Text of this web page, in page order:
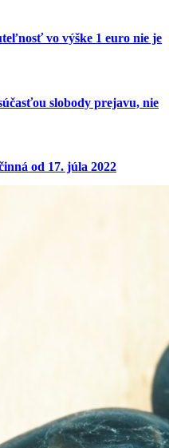
vo výške 1 euro nie je
slobody prejavu, nie
od 17. júla 2022